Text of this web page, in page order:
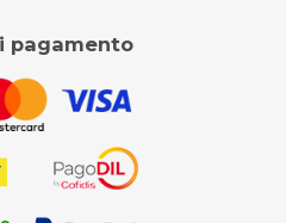
pagamento